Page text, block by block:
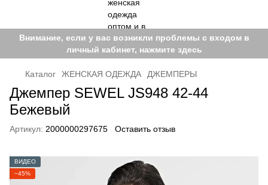
Внимание, если у вас возникли проблемы с входом в
личный кабинет, нажмите здесь
Каталог ЖЕНСКАЯ ОДЕЖДА ДЖЕМПЕРЫ
Джемпер SEWEL JS948 42-44
Бежевый
Артикул: 2000000297675 Оставить отзыв
ВИДЕО
−45%